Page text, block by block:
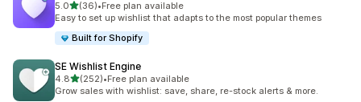
5.0별 5개 중
(36)
총 리뷰 36개
•Free plan available
Easy to set up wishlist that adapts to the most popular themes
Built for Shopify
SE Wishlist Engine
4.8별 5개 중
(252)
총 리뷰 252개
•Free plan available
Grow sales with wishlist: save, share, re-stock alerts & more.